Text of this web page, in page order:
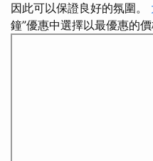
因此可以保證良好的氛圍。
鐘”優惠中選擇以最優惠的價